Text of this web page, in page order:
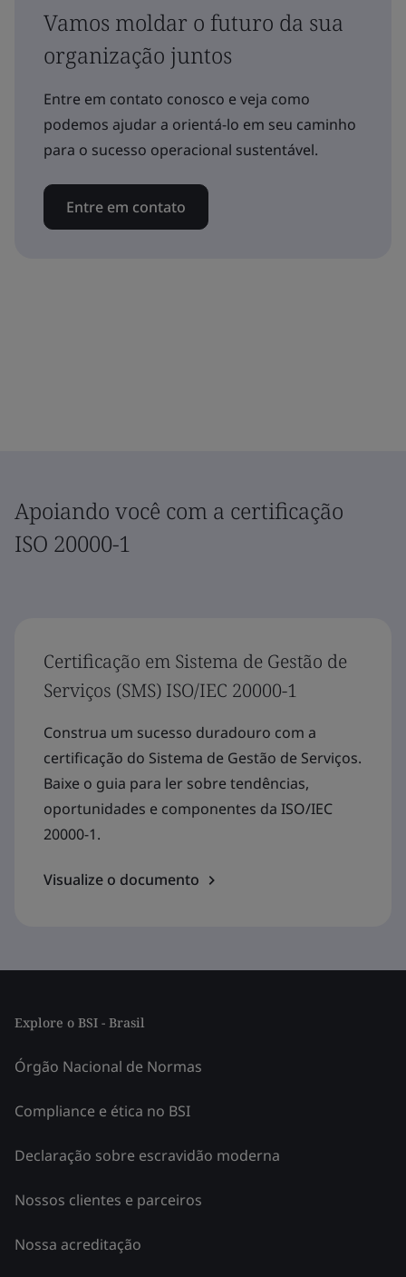
Vamos moldar o futuro da sua
organização juntos
Entre em contato conosco e veja como
podemos ajudar a orientá-lo em seu caminho
para o sucesso operacional sustentável.
Entre em contato
Apoiando você com a certificação
ISO 20000-1
Certificação em Sistema de Gestão de
Serviços (SMS) ISO/IEC 20000-1
Construa um sucesso duradouro com a
certificação do Sistema de Gestão de Serviços.
Baixe o guia para ler sobre tendências,
oportunidades e componentes da ISO/IEC
20000-1.
Visualize o documento
Explore o BSI - Brasil
Órgão Nacional de Normas
Compliance e ética no BSI
Declaração sobre escravidão moderna
Nossos clientes e parceiros
Nossa acreditação